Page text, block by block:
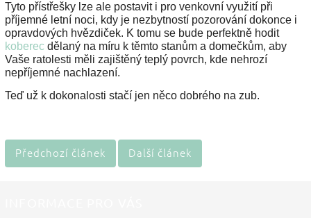
Tyto přístřešky lze ale postavit i pro venkovní využití při
příjemné letní noci, kdy je nezbytností pozorování dokonce i
opravdových hvězdiček. K tomu se bude perfektně hodit
koberec dělaný na míru k těmto stanům a domečkům, aby
Vaše ratolesti měli zajištěný teplý povrch, kde nehrozí
nepříjemné nachlazení.
Teď už k dokonalosti stačí jen něco dobrého na zub.
Předchozí článek Další článek